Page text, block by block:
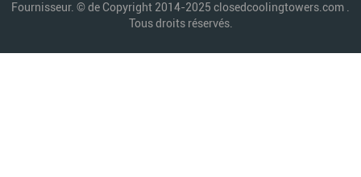
Fournisseur. © de Copyright 2014-2025 closedcoolingtowers.com .
Tous droits réservés.